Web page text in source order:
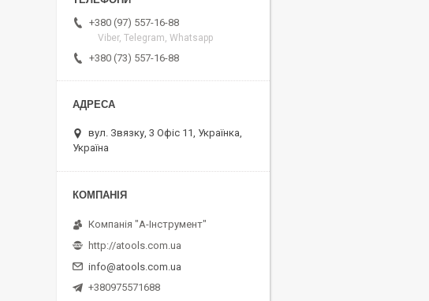
+380 (97) 557-16-88
Viber, Telegram, Whatsapp
+380 (73) 557-16-88
вул. Звязку, 3 Офіс 11, Українка,
Україна
Компанія "А-Інструмент"
http://atools.com.ua
info@atools.com.ua
+380975571688